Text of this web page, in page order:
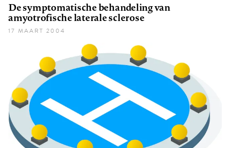
De symptomatische behandeling van
amyotrofische laterale sclerose
17 MAART 2004